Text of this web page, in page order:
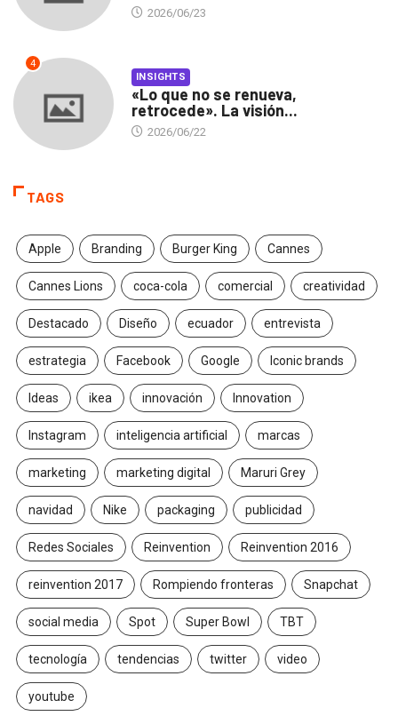
2026/06/23
4
INSIGHTS
«Lo que no se renueva,
retrocede». La visión...
2026/06/22
TAGS
Apple Branding Burger King Cannes
Cannes Lions coca-cola comercial creatividad
Destacado Diseño ecuador entrevista
estrategia Facebook Google Iconic brands
Ideas ikea innovación Innovation
Instagram inteligencia artificial marcas
marketing marketing digital Maruri Grey
navidad Nike packaging publicidad
Redes Sociales Reinvention Reinvention 2016
reinvention 2017 Rompiendo fronteras Snapchat
social media Spot Super Bowl TBT
tecnología tendencias twitter video
youtube